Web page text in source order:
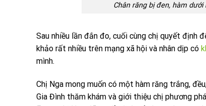
Chân răng bị đen, hàm
Sau nhiều lần đắn đo, cuối cùng chị quyết định
khảo rất nhiều trên mạng xã hội và nhân dịp có
mình.
Chị Nga mong muốn có một hàm răng trắng,
Gia Đình thăm khám và giới thiệu chị phương